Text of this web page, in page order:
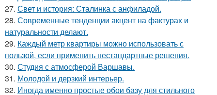
27. Свет и история: Сталинка с анфиладой.
28. Современные тенденции акцент на фактурах и
натуральности делают.
29. Каждый метр квартиры можно использовать с
пользой, если применить нестандартные решения.
30. Студия с атмосферой Варшавы.
31. Молодой и дерзкий интерьер.
32. Иногда именно простые обои базу для стильного